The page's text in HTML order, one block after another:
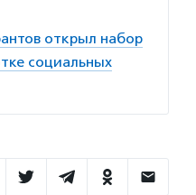
открыл набор
социальных